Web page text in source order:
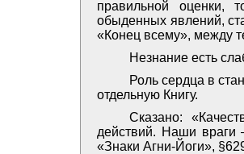
правильной оценки,
обыденных явлений,
«Конец всему», между
Незнание есть
Роль сердца в
отдельную Книгу.
Сказано:
действий. Наши
«Знаки Агни-Йоги»,